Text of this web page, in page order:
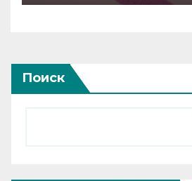
Поиск